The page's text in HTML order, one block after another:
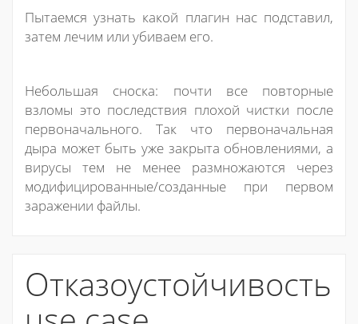
Пытаемся узнать какой плагин нас подставил,
затем лечим или убиваем его.
Небольшая сноска: почти все повторные
взломы это последствия плохой чистки после
первоначального. Так что первоначальная
дыра может быть уже закрыта обновлениями, а
вирусы тем не менее размножаются через
модифицированные/созданные при первом
заражении файлы.
Отказоустойчивость